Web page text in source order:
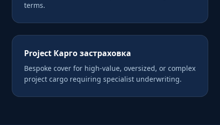
terms.
Project Карго застраховка
Bespoke cover for high-value, oversized, or complex
project cargo requiring specialist underwriting.